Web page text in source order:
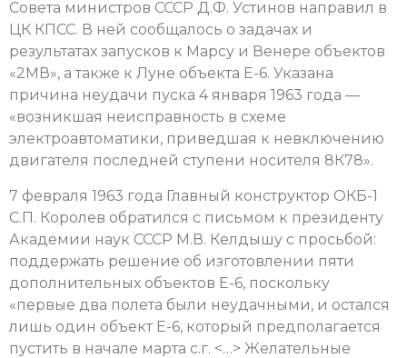
Совета министров СССР Д.Ф. Устинов направил в
ЦК КПСС. В ней сообщалось о задачах и
результатах запусков к Марсу и Венере объектов
«2МВ», а также к Луне объекта Е-6. Указана
причина неудачи пуска 4 января 1963 года —
«возникшая неисправность в схеме
электроавтоматики, приведшая к невключению
двигателя последней ступени носителя 8К78».
7 февраля 1963 года Главный конструктор ОКБ-1
С.П. Королев обратился с письмом к президенту
Академии наук СССР М.В. Келдышу с просьбой:
поддержать решение об изготовлении пяти
дополнительных объектов Е-6, поскольку
«первые два полета были неудачными, и остался
лишь один объект Е-6, который предполагается
пустить в начале марта с.г. <…> Желательные